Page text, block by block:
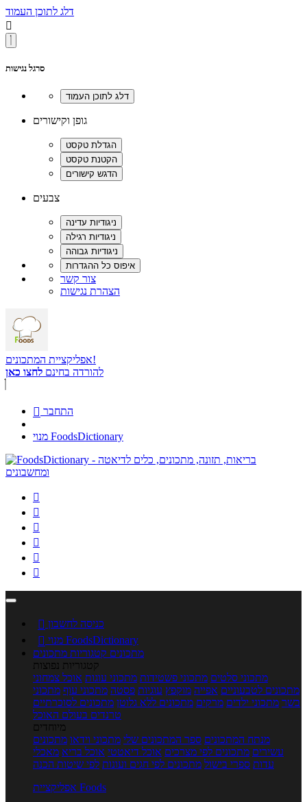
דלג לתוכן העמוד

סרגל נגישות
גופן וקישורים
צבעים
צור קשר
הצהרת נגישות
אפליקציית המתכונים!
להורדה בחינם לחצו כאן
 התחבר
מנוי FoodsDictionary






 כניסה לחשבון

מנוי FoodsDictionary
מתכונים קטגוריות מתכונים
קטגוריות נפוצות
מתכוני סלטים מתכוני פשטידות מתכוני עוגות אוכל צמחוני
מתכונים לטבעוניים אפייה מוקפץ עוגיות פסטה מתכוני עוף מתכוני
בשר מתכוני ילדים מרקים מתכונים ללא גלוטן מתכונים לסוכרתיים
טרנדים בעולם האוכל
מיוחדים
מנתח המתכונים ספר המתכונים שלי מתכוני וידאו מתכונים
עשירים מתכונים לפי מצרכים אוכל דיאטטי אוכל בריא מאכלי
עדות ספרי בישול מתכונים לפי חגים ועונות לפי שיטות הכנה
אפליקציית Foods